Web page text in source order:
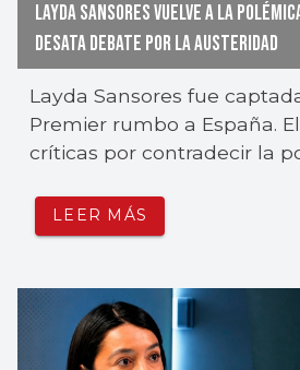
LAYDA SANSORES VUELVE A LA
DESATA DEBATE POR LA AUSTERIDAD
Layda Sansores fue
Premier rumbo a España.
críticas por contradecir la
LEER MÁS